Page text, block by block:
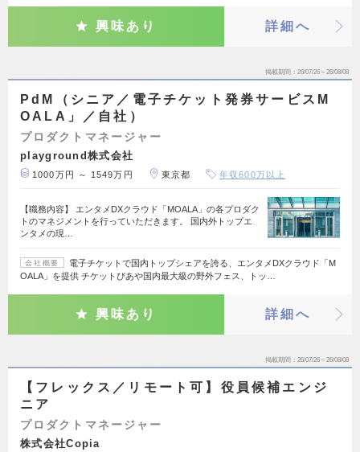
興味あり 詳細へ
掲載期間 26/07/26～26/08/08
PdM（シニア／電子チケット発券サービスM
OALA」／自社）
プロダクトマネージャー
playground株式会社
1000万円 ～ 1549万円 東京都 年収600万以上
【職務内容】 エンタメDXクラウド「MOALA」の各プロダク
トのマネジメントを行っていただきます。 国内外トップエ
ンタメの現…
会社概要
電子チケットで国内トップシェアを誇る、エンタメDXクラウド「M
OALA」を提供 チケットぴあや国内最大級の野外フェス、トッ…
興味あり 詳細へ
掲載期間 26/07/26～26/08/08
【フレックス／リモート可】役員候補エンジ
ニア
プロダクトマネージャー
株式会社Copia